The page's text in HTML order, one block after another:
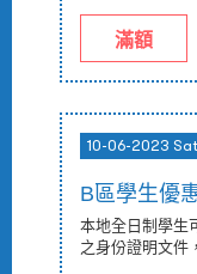
滿額
10-06-2023 Sat
B區學生優
本地全日制學生
之身份證明文件